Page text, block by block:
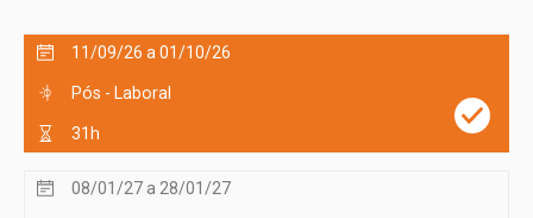
11/09/26 a 01/10/26
Pós - Laboral
31h
08/01/27 a 28/01/27